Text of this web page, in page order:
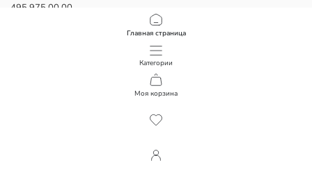
Главная страница
Категории
Моя корзина
495 975 00 00
Подписывайтесь на нас